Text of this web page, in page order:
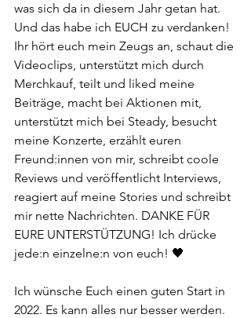
was sich da in diesem Jahr getan hat.
Und das habe ich EUCH zu verdanken!
Ihr hört euch mein Zeugs an, schaut die
Videoclips, unterstützt mich durch
Merchkauf, teilt und liked meine
Beiträge, macht bei Aktionen mit,
unterstützt mich bei Steady, besucht
meine Konzerte, erzählt euren
Freund:innen von mir, schreibt coole
Reviews und veröffentlicht Interviews,
reagiert auf meine Stories und schreibt
mir nette Nachrichten. DANKE FÜR
EURE UNTERSTÜTZUNG! Ich drücke
jede:n einzelne:n von euch! 🖤
Ich wünsche Euch einen guten Start in
2022. Es kann alles nur besser werden.